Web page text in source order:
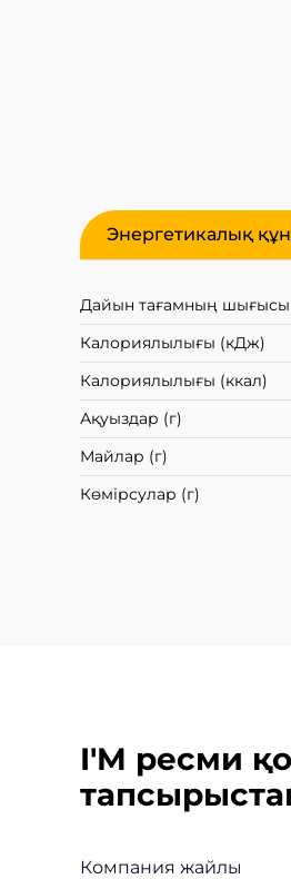
Энергетикалық
Дайын тағамның шығысы
Калориялылығы (кДж)
Калориялылығы (ккал)
Ақуыздар (г)
Майлар (г)
Көмірсулар (г)
I'M ресми
Компания жайлы